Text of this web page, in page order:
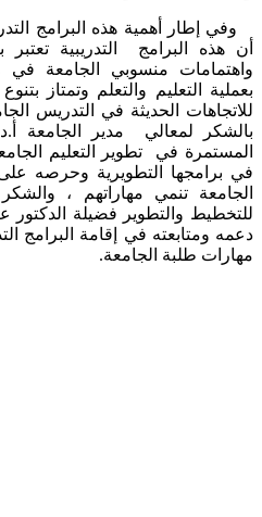
وفي إطار أهمية هذه البرامج
أن هذه البرامج التدريبية
واهتمامات منسوبي الجامعة في
بعملية التعليم والتعلم وتمتاز
للاتجاهات الحديثة في التدريس
بالشكر لمعالي مدير الجامعة
المستمرة في تطوير التعليم
في برامجها التطويرية وحرصه على
الجامعة تنمي مهاراتهم ،
للتخطيط والتطوير فضيلة
دعمه ومتابعته في إقامة البرامج
مهارات طلبة الجامعة. ​